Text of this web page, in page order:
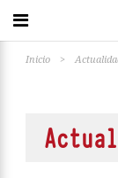
Inicio >